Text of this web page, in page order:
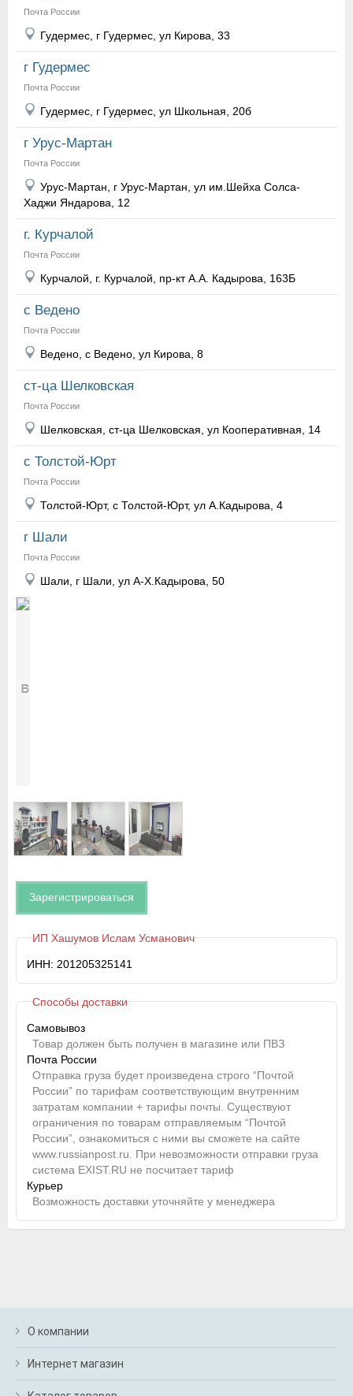
Почта России
Гудермес, г Гудермес, ул Кирова, 33
г Гудермес
Почта России
Гудермес, г Гудермес, ул Школьная, 20б
г Урус-Мартан
Почта России
Урус-Мартан, г Урус-Мартан, ул им.Шейха Солса-
Хаджи Яндарова, 12
г. Курчалой
Почта России
Курчалой, г. Курчалой, пр-кт А.А. Кадырова, 163Б
с Ведено
Почта России
Ведено, с Ведено, ул Кирова, 8
ст-ца Шелковская
Почта России
Шелковская, ст-ца Шелковская, ул Кооперативная, 14
с Толстой-Юрт
Почта России
Толстой-Юрт, с Толстой-Юрт, ул А.Кадырова, 4
г Шали
Почта России
Шали, г Шали, ул А-Х.Кадырова, 50
Зарегистрироваться
ИП Хашумов Ислам Усманович
ИНН: 201205325141
Способы доставки
Самовывоз
Товар должен быть получен в магазине или ПВЗ
Почта России
Отправка груза будет произведена строго “Почтой
России” по тарифам соответствующим внутренним
затратам компании + тарифы почты. Существуют
ограничения по товарам отправляемым “Почтой
России”, ознакомиться с ними вы сможете на сайте
www.russianpost.ru. При невозможности отправки груза
система EXIST.RU не посчитает тариф
Курьер
Возможность доставки уточняйте у менеджера
О компании
Интернет магазин